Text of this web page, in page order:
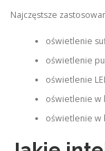
Najczęstsze
oświetlenie
oświetlenie
oświetlenie
oświetlenie w
oświetlenie w